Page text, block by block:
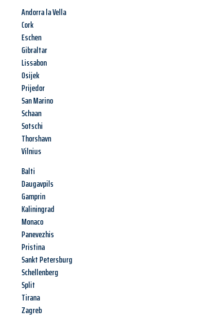
Andorra la Vella
Cork
Eschen
Gibraltar
Lissabon
Osijek
Prijedor
San Marino
Schaan
Sotschi
Thorshavn
Vilnius
Balti
Daugavpils
Gamprin
Kaliningrad
Monaco
Panevezhis
Pristina
Sankt Petersburg
Schellenberg
Split
Tirana
Zagreb